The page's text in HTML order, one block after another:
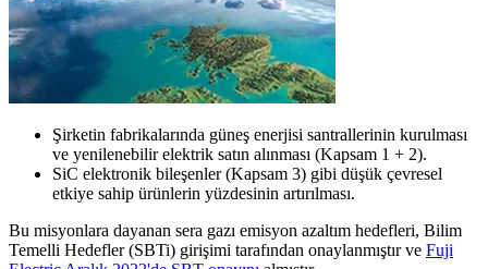
Şirketin fabrikalarında güneş enerjisi santrallerinin kurulması
ve yenilenebilir elektrik satın alınması (Kapsam 1 + 2).
SiC elektronik bileşenler (Kapsam 3) gibi düşük çevresel
etkiye sahip ürünlerin yüzdesinin artırılması.
Bu misyonlara dayanan sera gazı emisyon azaltım hedefleri, Bilim
Temelli Hedefler (SBTi) girişimi tarafından onaylanmıştır ve Fuji